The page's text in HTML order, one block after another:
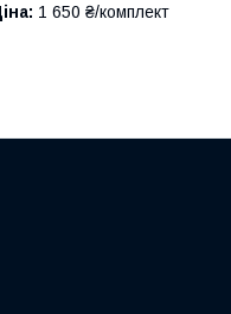
1 650 ₴/комплект